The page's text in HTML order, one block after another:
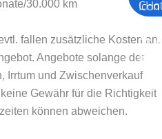
30.000 km
fallen zusätzliche Kosten an.
Angebote solange der
Irrtum und Zwischenverkauf
Gewähr für die Richtigkeit
können abweichen.